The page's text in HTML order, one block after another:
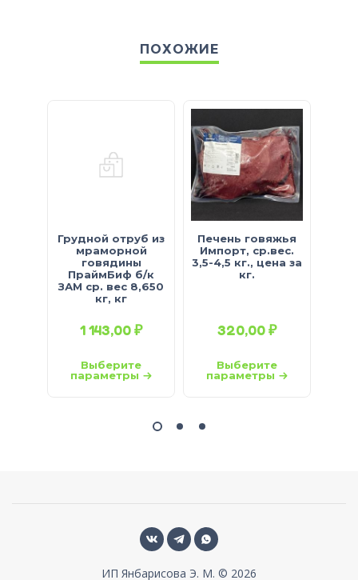
ПОХОЖИЕ
Грудной отруб из
мраморной
говядины
ПраймБиф б/к
ЗАМ ср. вес 8,650
кг, кг
1 143,00₽
Выберите
параметры
Печень говяжья
Импорт, ср.вес.
3,5-4,5 кг., цена за
кг.
320,00₽
Выберите
параметры
ИП Янбарисова Э. М. © 2026